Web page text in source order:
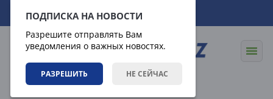
ПОДПИСКА НА НОВОСТИ
Разрешите отправлять Вам
уведомления о важных новостях.
РАЗРЕШИТЬ НЕ СЕЙЧАС
08.08.2026 22:41:12